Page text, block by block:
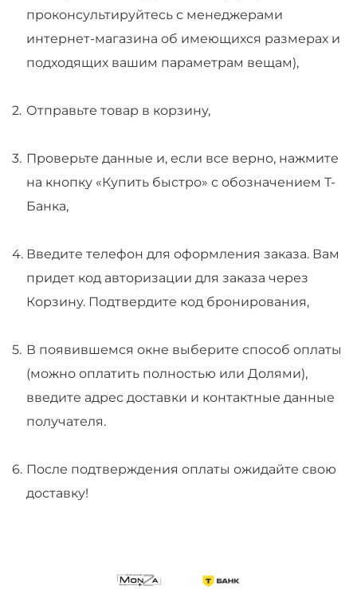
проконсультируйтесь с менеджерами
интернет-магазина об имеющихся размерах и
подходящих вашим параметрам вещам),
Отправьте товар в корзину,
Проверьте данные и, если все верно, нажмите
на кнопку «Купить быстро» с обозначением Т-
Банка,
Введите телефон для оформления заказа. Вам
придет код авторизации для заказа через
Корзину. Подтвердите код бронирования,
В появившемся окне выберите способ оплаты
(можно оплатить полностью или Долями),
введите адрес доставки и контактные данные
получателя.
После подтверждения оплаты ожидайте свою
доставку!